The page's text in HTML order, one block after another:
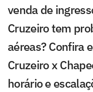
venda de
Cruzeiro tem
aéreas? Confira
Cruzeiro x
horário e